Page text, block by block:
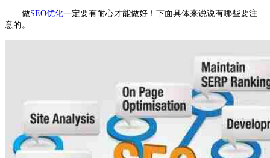
做SEO优化一定要有耐心才能做好！下面具体来说说有哪些要注
意的。